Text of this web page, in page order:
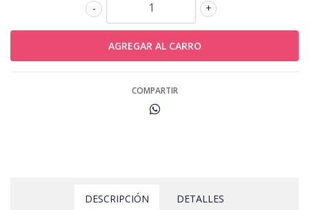
+
-
COMPARTIR
DESCRIPCIÓN DETALLES